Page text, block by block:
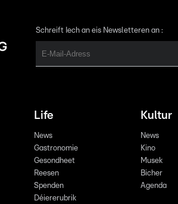
Schreift Iech an eis Newsletteren an :
Life
News
Gastronomie
Gesondheet
Reesen
Spenden
Déiererubrik
Kultur
News
Kino
Musek
Bicher
Agenda